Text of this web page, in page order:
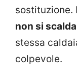
sostituzione.
non si
stessa
colpevole.